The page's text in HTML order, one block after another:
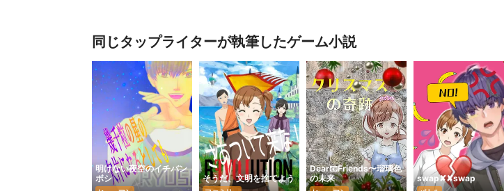
同じタップライターが執筆したゲーム小説
明けない夜空のイチバン
ボシ
そうだ、文明を捨てよう
Dear📧Friends〜瑠璃色
の未来
swap✘✘swap